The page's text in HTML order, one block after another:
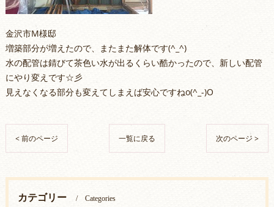
金沢市M様邸
増築部分が増えたので、またまた解体です(^_^)
水の配管は錆びて茶色い水が出るくらい酷かったので、新しい配管
にやり変えです☆彡
見えなくなる部分も変えてしまえば安心ですねo(^_-)O
< 前のページ 一覧に戻る 次のページ >
カテゴリー Categories